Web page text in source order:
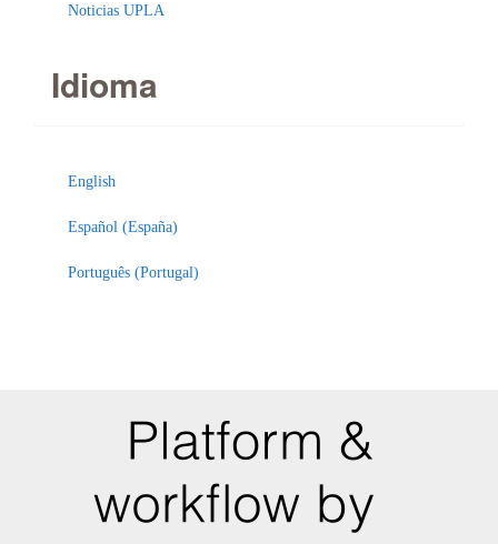
Noticias UPLA
Idioma
English
Español (España)
Português (Portugal)